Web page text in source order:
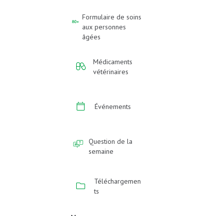
Formulaire de soins
aux personnes
âgées
Médicaments
vétérinaires
Événements
Question de la
semaine
Téléchargemen
ts